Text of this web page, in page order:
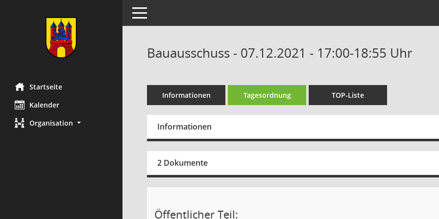
Startseite
Kalender
Organisation
Toggle navigation
Bauausschuss - 07.12.2021 - 17:00-18:55 Uhr
Informationen Tagesordnung TOP-Liste
Informationen
2 Dokumente
Öffentlicher Teil: